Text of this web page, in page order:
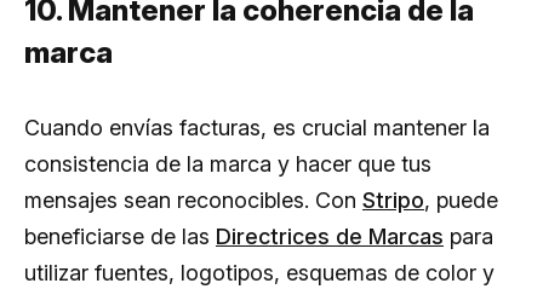
10. Mantener la coherencia de la
marca
Cuando envías facturas, es crucial mantener la
consistencia de la marca y hacer que tus
mensajes sean reconocibles. Con Stripo, puede
beneficiarse de las Directrices de Marcas para
utilizar fuentes, logotipos, esquemas de color y